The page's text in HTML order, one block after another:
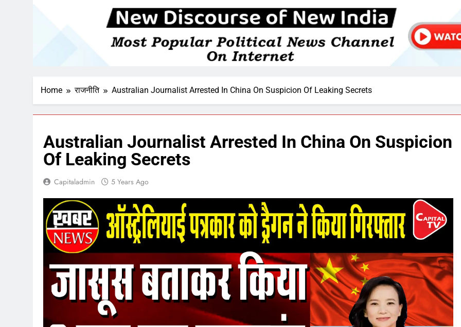
Home राजनीति Australian Journalist Arrested In China On Suspicion Of Leaking Secrets
Australian Journalist Arrested In China On Suspicion
Of Leaking Secrets
Capitaladmin 5 Years Ago